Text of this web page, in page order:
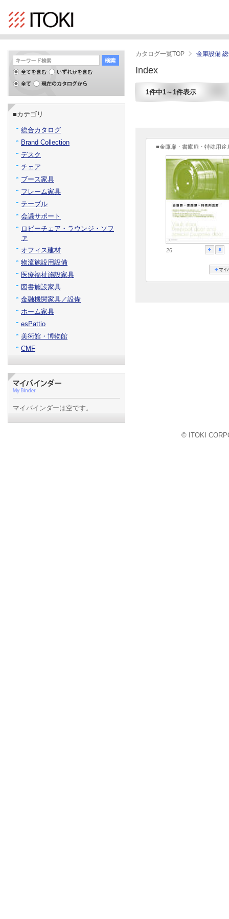
カタログ一覧TOP 金庫設備
Index
1件中1～1件表示
■金庫扉・書庫扉・特殊用途
26
■カテゴリ
総合カタログ
Brand Collection
デスク
チェア
ブース家具
フレーム家具
テーブル
会議サポート
ロビーチェア・ラウンジ・ソフ
ァ
オフィス建材
物流施設用設備
医療福祉施設家具
図書施設家具
金融機関家具／設備
ホーム家具
esPattio
美術館・博物館
CMF
マイバインダーは空です。
© ITOKI